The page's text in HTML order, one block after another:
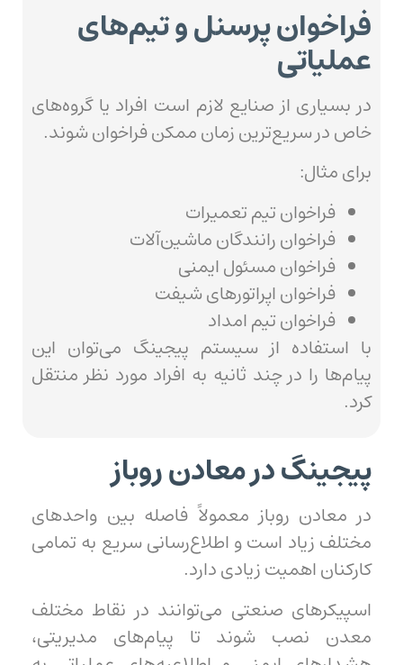
فراخوان پرسنل و تیم‌های
عملیاتی
در بسیاری از صنایع لازم است افراد یا گروه‌های
خاص در سریع‌ترین زمان ممکن فراخوان شوند.
برای مثال:
فراخوان تیم تعمیرات
فراخوان رانندگان ماشین‌آلات
فراخوان مسئول ایمنی
فراخوان اپراتورهای شیفت
فراخوان تیم امداد
با استفاده از سیستم پیجینگ می‌توان این
پیام‌ها را در چند ثانیه به افراد مورد نظر منتقل
کرد.
پیجینگ در معادن روباز
در معادن روباز معمولاً فاصله بین واحدهای
مختلف زیاد است و اطلاع‌رسانی سریع به تمامی
کارکنان اهمیت زیادی دارد.
اسپیکرهای صنعتی می‌توانند در نقاط مختلف
معدن نصب شوند تا پیام‌های مدیریتی،